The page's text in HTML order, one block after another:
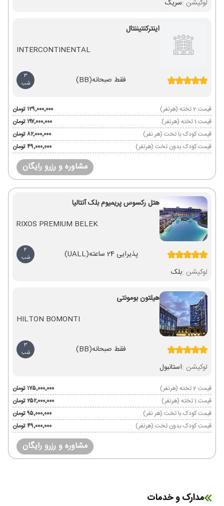
لوکیشن :سریک
اینترکنتیننتال
INTERCONTINENTAL
فقط صبحانه(BB)
3
شب
قیمت 2 تخته (هرنفر)
۱۲۹٬۰۰۰٬۰۰۰ تومان
قیمت 1 تخته (هرنفر)
۱۹۷٬۰۰۰٬۰۰۰ تومان
قیمت کودک با تخت (هر نفر)
۸۲٬۰۰۰٬۰۰۰ تومان
قیمت کودک بدون تخت (هرنفر)
۴۹٬۰۰۰٬۰۰۰ تومان
مشاوره و رزرو رایگان
هتل رکسوس پریمیوم بلک آنتالیا
RIXOS PREMIUM BELEK
پذیرایی 24 ساعته (UALL)
4
شب
لوکیشن :بلک
هیلتون بومونتی
HILTON BOMONTI
فقط صبحانه(BB)
3
شب
لوکیشن :استانبول
قیمت 2 تخته (هرنفر)
۱۷۵٬۰۰۰٬۰۰۰ تومان
قیمت 1 تخته (هرنفر)
۲۵۲٬۰۰۰٬۰۰۰ تومان
قیمت کودک با تخت (هر نفر)
۹۵٬۰۰۰٬۰۰۰ تومان
قیمت کودک بدون تخت (هرنفر)
۴۹٬۰۰۰٬۰۰۰ تومان
مشاوره و رزرو رایگان
مدارک و خدمات